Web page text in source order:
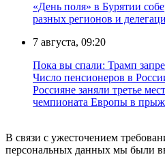
«День поля» в Бурятии
разных регионов и
7 августа, 09:20
Пока вы спали: Трамп
Число пенсионеров в
Россияне заняли третье
чемпионата Европы в
В связи с ужесточением
персональных данных мы были